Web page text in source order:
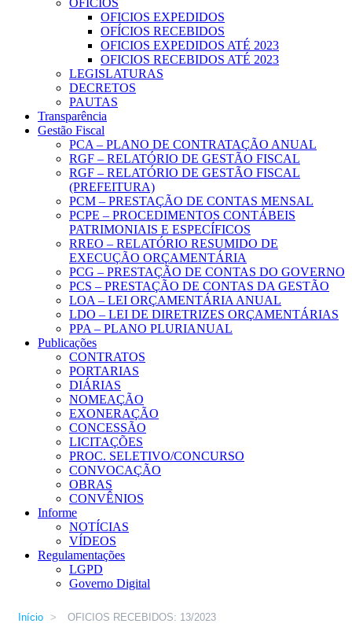
OFICIOS
OFICIOS EXPEDIDOS
OFÍCIOS RECEBIDOS
OFICIOS EXPEDIDOS ATÉ 2023
OFICIOS RECEBIDOS ATÉ 2023
LEGISLATURAS
DECRETOS
PAUTAS
Transparência
Gestão Fiscal
PCA – PLANO DE CONTRATAÇÃO ANUAL
RGF – RELATÓRIO DE GESTÃO FISCAL
RGF – RELATÓRIO DE GESTÃO FISCAL
(PREFEITURA)
PCM – PRESTAÇÃO DE CONTAS MENSAL
PCPE – PROCEDIMENTOS CONTÁBEIS
PATRIMONIAIS E ESPECÍFICOS
RREO – RELATÓRIO RESUMIDO DE
EXECUÇÃO ORÇAMENTÁRIA
PCG – PRESTAÇÃO DE CONTAS DO GOVERNO
PCS – PRESTAÇÃO DE CONTAS DA GESTÃO
LOA – LEI ORÇAMENTÁRIA ANUAL
LDO – LEI DE DIRETRIZES ORÇAMENTÁRIAS
PPA – PLANO PLURIANUAL
Publicações
CONTRATOS
PORTARIAS
DIÁRIAS
NOMEAÇÃO
EXONERAÇÃO
CONCESSÃO
LICITAÇÕES
PROC. SELETIVO/CONCURSO
CONVOCAÇÃO
OBRAS
CONVÊNIOS
Informe
NOTÍCIAS
VÍDEOS
Regulamentações
LGPD
Governo Digital
Início > OFICIOS RECEBIDOS: 13/2023